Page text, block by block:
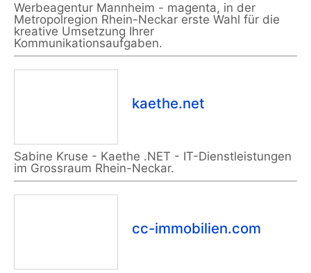
Werbeagentur Mannheim - magenta, in der
Metropolregion Rhein-Neckar erste Wahl für die
kreative Umsetzung Ihrer
Kommunikationsaufgaben.
kaethe.net
Sabine Kruse - Kaethe .NET - IT-Dienstleistungen
im Grossraum Rhein-Neckar.
cc-immobilien.com